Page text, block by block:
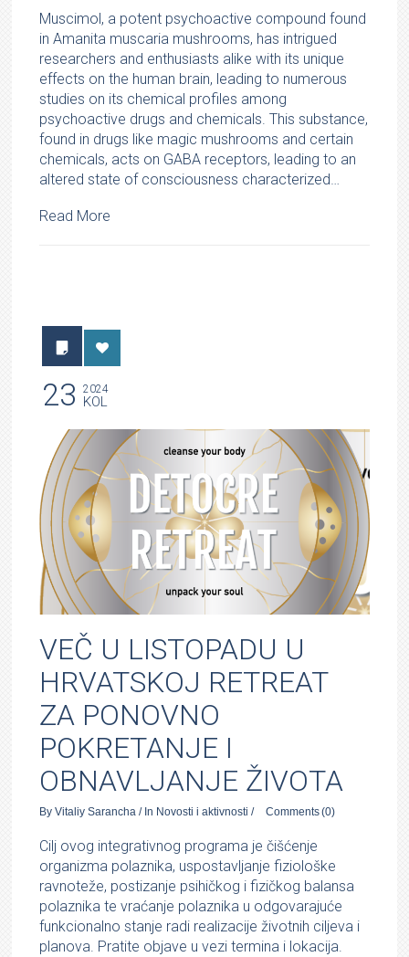
Muscimol, a potent psychoactive compound found
in Amanita muscaria mushrooms, has intrigued
researchers and enthusiasts alike with its unique
effects on the human brain, leading to numerous
studies on its chemical profiles among
psychoactive drugs and chemicals. This substance,
found in drugs like magic mushrooms and certain
chemicals, acts on GABA receptors, leading to an
altered state of consciousness characterized…
Read More
23 2024
KOL
VEČ U LISTOPADU U
HRVATSKOJ RETREAT
ZA PONOVNO
POKRETANJE I
OBNAVLJANJE ŽIVOTA
ByVitaliy Sarancha / In Novosti i aktivnosti / Comments(0)
Cilj ovog integrativnog programa je čišćenje
organizma polaznika, uspostavljanje fiziološke
ravnoteže, postizanje psihičkog i fizičkog balansa
polaznika te vraćanje polaznika u odgovarajuće
funkcionalno stanje radi realizacije životnih ciljeva i
planova. Pratite objave u vezi termina i lokacija.